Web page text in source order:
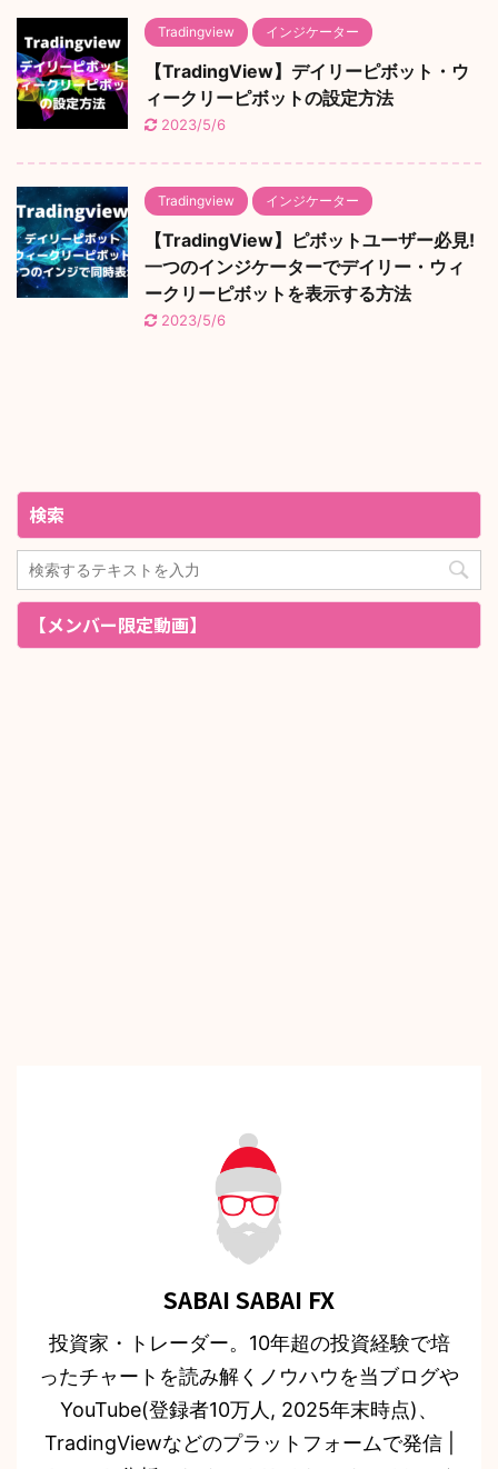
Tradingview インジケーター
【TradingView】デイリーピボット・ウ
ィークリーピボットの設定方法
2023/5/6
Tradingview インジケーター
【TradingView】ピボットユーザー必見!
一つのインジケーターでデイリー・ウィ
ークリーピボットを表示する方法
2023/5/6
検索
【メンバー限定動画】
SABAI SABAI FX
投資家・トレーダー。10年超の投資経験で培
ったチャートを読み解くノウハウを当ブログや
YouTube(登録者10万人, 2025年末時点)、
TradingViewなどのプラットフォームで発信 |